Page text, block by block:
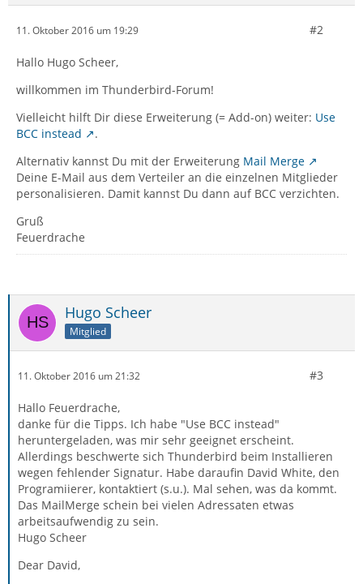
11. Oktober 2016 um 19:29 #2
Hallo Hugo Scheer,
willkommen im Thunderbird-Forum!
Vielleicht hilft Dir diese Erweiterung (= Add-on) weiter: Use
BCC instead
.
Alternativ kannst Du mit der Erweiterung Mail Merge
Deine E-Mail aus dem Verteiler an die einzelnen Mitglieder
personalisieren. Damit kannst Du dann auf BCC verzichten.
Gruß
Feuerdrache
Hugo Scheer
Mitglied
11. Oktober 2016 um 21:32 #3
Hallo Feuerdrache,
danke für die Tipps. Ich habe "Use BCC instead"
heruntergeladen, was mir sehr geeignet erscheint.
Allerdings beschwerte sich Thunderbird beim Installieren
wegen fehlender Signatur. Habe daraufin David White, den
Programiierer, kontaktiert (s.u.). Mal sehen, was da kommt.
Das MailMerge schein bei vielen Adressaten etwas
arbeitsaufwendig zu sein.
Hugo Scheer
Dear David,